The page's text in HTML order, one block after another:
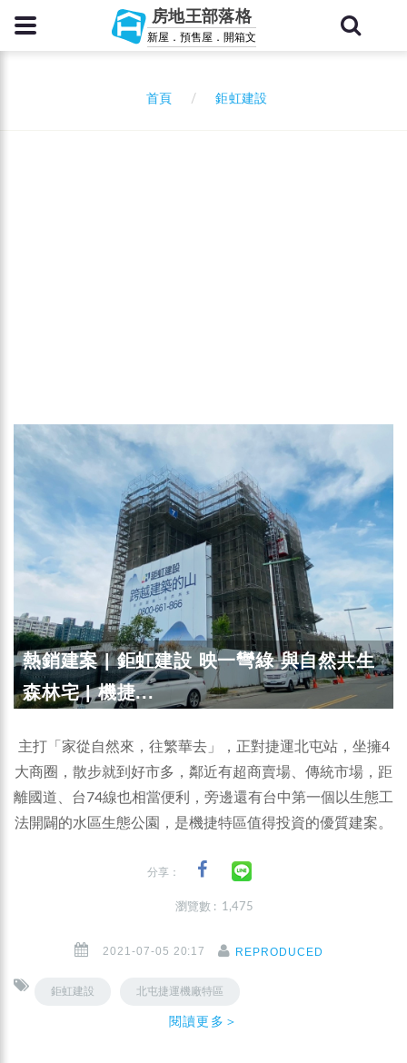
房地王部落格
新屋．預售屋．開箱文
首頁 鉅虹建設
熱銷建案 | 鉅虹建設 映一彎綠 與自然共生
森林宅 | 機捷...
主打「家從自然來，往繁華去」，正對捷運北屯站，坐擁4
大商圈，散步就到好市多，鄰近有超商賣場、傳統市場，距
離國道、台74線也相當便利，旁邊還有台中第一個以生態工
法開闢的水區生態公園，是機捷特區值得投資的優質建案。
分享：
瀏覽數 : 1,475
2021-07-05 20:17 REPRODUCED
鉅虹建設 北屯捷運機廠特區
閱讀更多＞